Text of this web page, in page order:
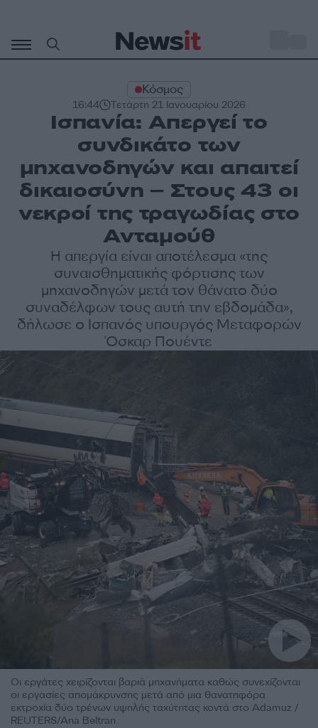
περιεχόμενο
Κόσμος
16:44 Τετάρτη 21 Ιανουαρίου 2026
Ισπανία: Απεργεί το
συνδικάτο των
μηχανοδηγών και απαιτεί
δικαιοσύνη – Στους 43 οι
νεκροί της τραγωδίας στο
Ανταμούθ
Η απεργία είναι αποτέλεσμα «της
συναισθηματικής φόρτισης των
μηχανοδηγών μετά τον θάνατο δύο
συναδέλφων τους αυτή την εβδομάδα»,
δήλωσε ο Ισπανός υπουργός Μεταφορών
Όσκαρ Πουέντε
Οι εργάτες χειρίζονται βαριά μηχανήματα καθώς συνεχίζονται
οι εργασίες απομάκρυνσης μετά από μια θανατηφόρα
εκτροχία δύο τρένων υψηλής ταχύτητας κοντά στο Adamuz /
REUTERS/Ana Beltran